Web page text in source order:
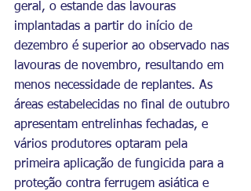
geral, o estande das lavouras
implantadas a partir do início de
dezembro é superior ao observado nas
lavouras de novembro, resultando em
menos necessidade de replantes. As
áreas estabelecidas no final de outubro
apresentam entrelinhas fechadas, e
vários produtores optaram pela
primeira aplicação de fungicida para a
proteção contra ferrugem asiática e